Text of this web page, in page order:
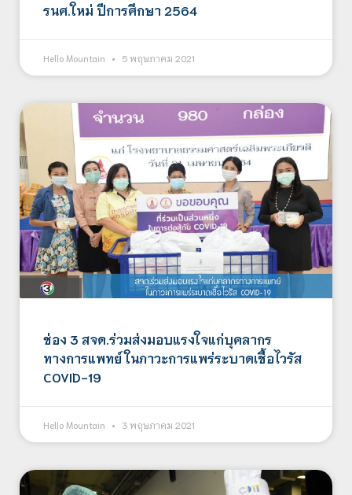
รนศ.ใหม่ ปีการศึกษา 2564
Hello Mountain 5 พฤษภาคม 2021
ช่อง 3 สจด.ร่วมส่งมอบแรงใจแก่บุคลากร
ทางการแพทย์ ในภาวะการแพร่ระบาดเชื้อไวรัส
COVID-19
Hello Mountain 3 พฤษภาคม 2021